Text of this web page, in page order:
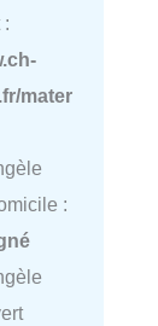
mater
: